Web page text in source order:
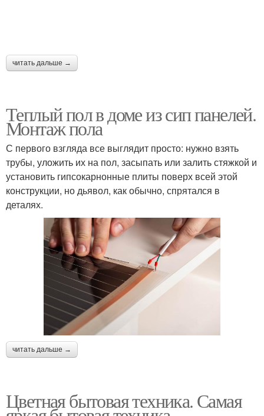
читать дальше →
Теплый пол в доме из сип панелей.
Монтаж пола
С первого взгляда все выглядит просто: нужно взять
трубы, уложить их на пол, засыпать или залить стяжкой и
установить гипсокарнонные плиты поверх всей этой
конструкции, но дьявол, как обычно, спрятался в
деталях.
читать дальше →
Цветная бытовая техника. Самая